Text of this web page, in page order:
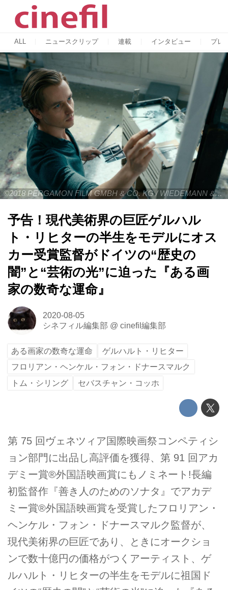
ALL ニュースクリップ 連載 インタビュー プレ
©2018 PERGAMON FILM GMBH & CO. KG / WIEDEMANN & BERG FILM GMBH & CO. KG
予告！現代美術界の巨匠ゲルハル
ト・リヒターの半生をモデルにオス
カー受賞監督がドイツの“歴史の
闇”と“芸術の光”に迫った『ある画
家の数奇な運命』
2020-08-05
シネフィル編集部 @ cinefil編集部
ある画家の数奇な運命
ゲルハルト・リヒター
フロリアン・ヘンケル・フォン・ドナースマルク
トム・シリング
セバスチャン・コッホ
第 75 回ヴェネツィア国際映画祭コンペティシ
ョン部門に出品し高評価を獲得、第 91 回アカ
デミー賞®外国語映画賞にもノミネート!⻑編
初監督作『善き人のためのソナタ』でアカデ
ミー賞®外国語映画賞を受賞したフロリアン・
ヘンケル・フォン・ドナースマルク監督が、
現代美術界の巨匠であり、ときにオークショ
ンで数十億円の価格がつくアーティスト、ゲ
ルハルト・リヒターの半生をモデルに祖国ド